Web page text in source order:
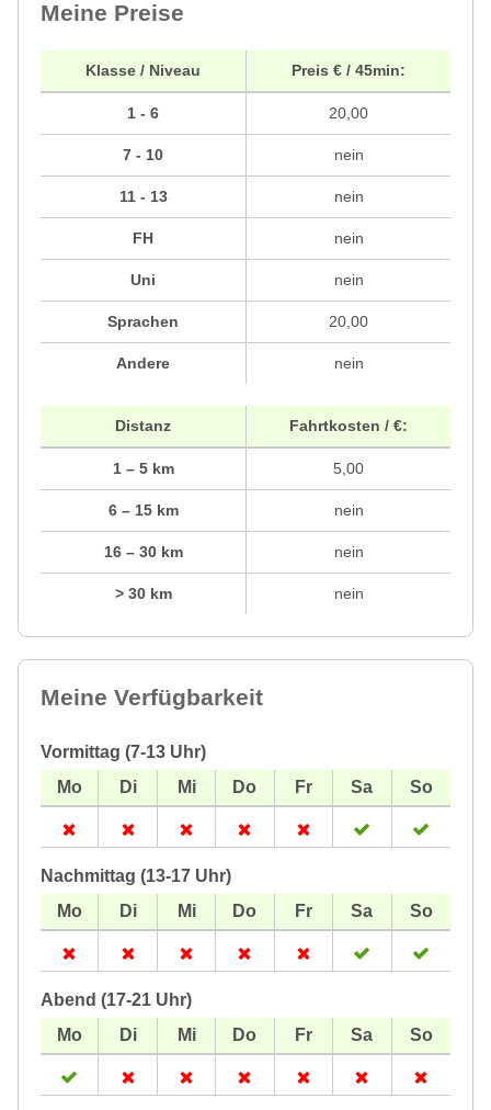
Meine Preise
Klasse / Niveau
1 - 6
7 - 10
11 - 13
FH
Uni
Sprachen
Andere
Preis € / 45min:
20,00
nein
nein
nein
nein
20,00
nein
Distanz
1 – 5 km
6 – 15 km
16 – 30 km
> 30 km
Fahrtkosten / €:
5,00
nein
nein
nein
Meine Verfügbarkeit
Vormittag (7-13 Uhr)
Nachmittag (13-17 Uhr)
Abend (17-21 Uhr)